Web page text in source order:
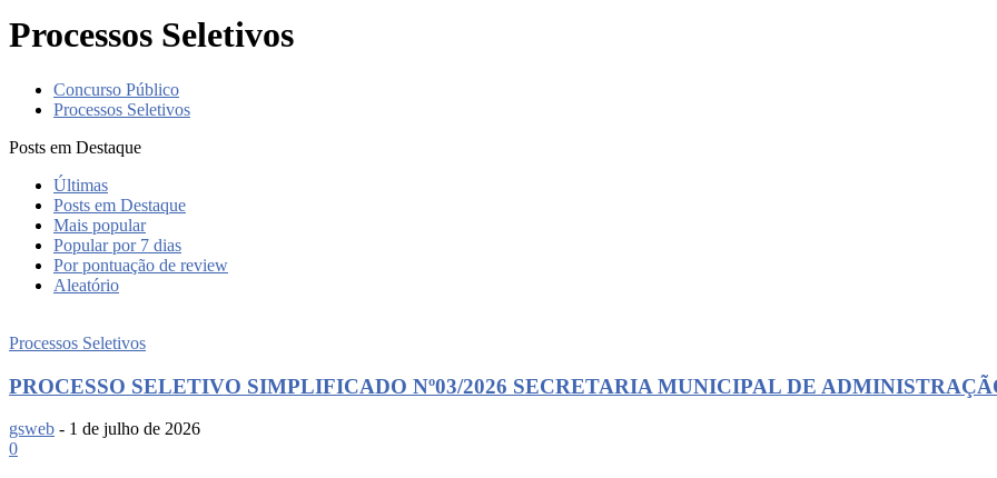
Processos Seletivos
Concurso Público
Processos Seletivos
Posts em Destaque
Últimas
Posts em Destaque
Mais popular
Popular por 7 dias
Por pontuação de review
Aleatório
Processos Seletivos
PROCESSO SELETIVO SIMPLIFICADO Nº03/2026 SECRETARIA MUNICIPAL DE
gsweb - 1 de julho de 2026
0